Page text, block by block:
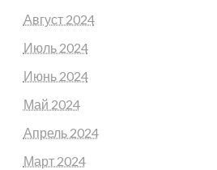
Август 2024
Июль 2024
Июнь 2024
Май 2024
Апрель 2024
Март 2024